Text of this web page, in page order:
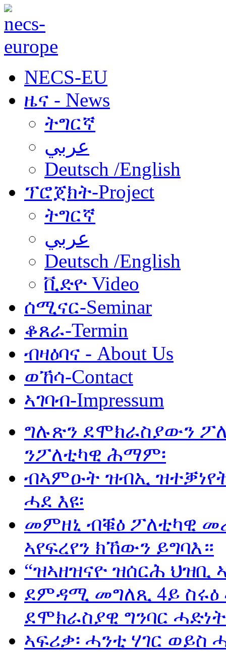
NECS-EU
ዜና - News
ትግርኛ
عربي
Deutsch /English
ፕሮጀክት-Project
ትግርኛ
عربي
Deutsch /English
ቪድዮ Video
ሰሚናር-Seminar
ቆጸራ-Termin
ብዛዕባና - About Us
ወኸሳ-Contact
ኣገባብ-Impressum
ግሉጽን ደሞክራስያውን
ንፖለቲካዊ ሕማም፡
ብኣምዑት ዝብኢ ዝተቓነየት
ሓደ እዩ፡
መምዘኒ ብቑዕ ፖለቲካዊ
ኣየፍረየን ክኸውን ይግባእ።
“ዝኣዘዝናዮ ዝሰርሕ ህዝቢ
ደምዳሚ መግለጺ 4ይ ስሩዕ
ደሞክራስያዊ ግንባር
ኣፍሪቃ፡ ሓንቲ ሃገር ወይስ